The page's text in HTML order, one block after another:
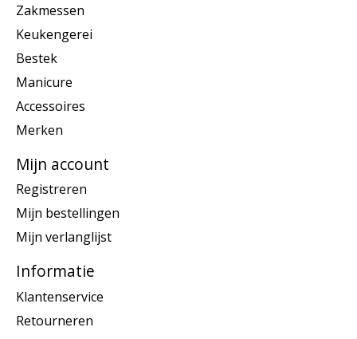
Zakmessen
Keukengerei
Bestek
Manicure
Accessoires
Merken
Mijn account
Registreren
Mijn bestellingen
Mijn verlanglijst
Informatie
Klantenservice
Retourneren